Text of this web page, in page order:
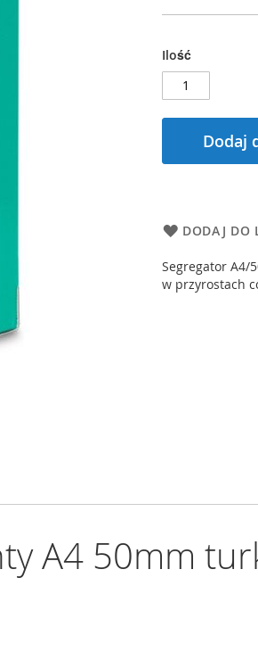
Ilość
Dodaj
DODAJ DO
Segregator A4/
w przyrostach
A4 50mm